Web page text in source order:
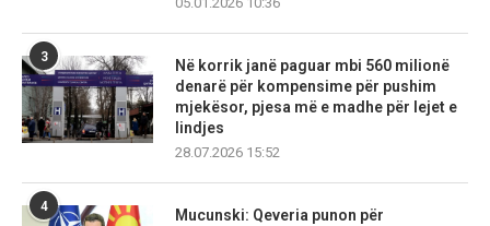
3
Në korrik janë paguar mbi 560 milionë
denarë për kompensime për pushim
mjekësor, pjesa më e madhe për lejet e
lindjes
28.07.2026 15:52
4
Mucunski: Qeveria punon për